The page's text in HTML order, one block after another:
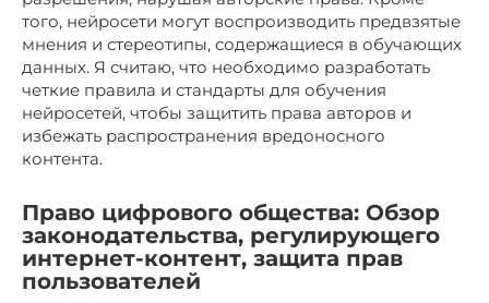
того, нейросети могут воспроизводить предвзятые
мнения и стереотипы, содержащиеся в обучающих
данных. Я считаю, что необходимо разработать
четкие правила и стандарты для обучения
нейросетей, чтобы защитить права авторов и
избежать распространения вредоносного
контента.
Право цифрового общества: Обзор
законодательства, регулирующего
интернет-контент, защита прав
пользователей